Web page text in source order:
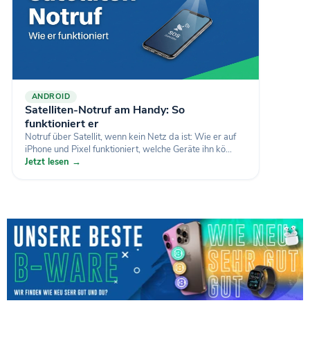
ANDROID
Satelliten-Notruf am Handy: So
funktioniert er
Notruf über Satellit, wenn kein Netz da ist: Wie er auf
iPhone und Pixel funktioniert, welche Geräte ihn kö...
Jetzt lesen →